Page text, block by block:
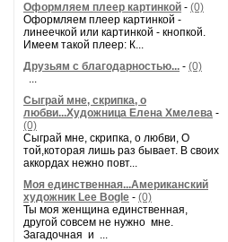
Оформляем плеер картинкой - (0)
Оформляем плеер картинкой -
линеечкой или картинкой - кнопкой.
Имеем такой плеер: К...
Друзьям с благодарностью... - (0)
...
Сыграй мне, скрипка, о
любви...Художница Елена Хмелева -
(0)
Сыграй мне, скрипка, о любви, О
той,которая лишь раз бывает. В своих
аккордах нежно повт...
Моя единственная...Американский
художник Lee Bogle - (0)
Ты моя женщина единственная,
другой совсем не нужно мне.
Загадочная и ...